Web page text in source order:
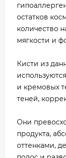
остатков
количество
мягкости и
Кисти из
и кремовых
теней,
Они
продукта,
оттенками,